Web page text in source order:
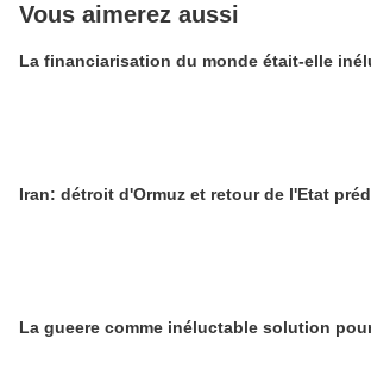
Vous aimerez aussi
La financiarisation du monde était-elle
Iran: détroit d'Ormuz et retour de l'Etat
La gueere comme